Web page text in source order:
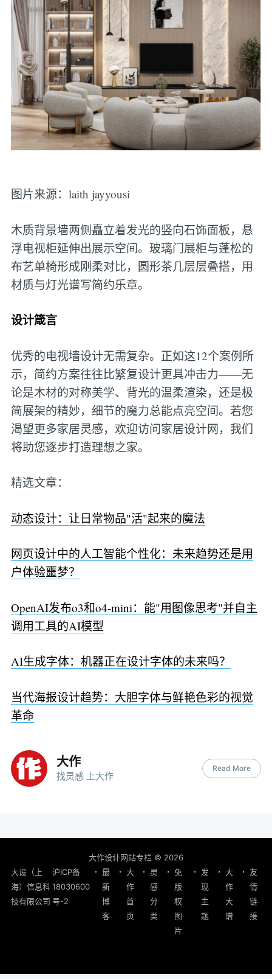
图片来源：laith jayyousi
木质背景墙两侧矗立着发光的竖向石饰面板，悬
浮电视柜延伸出展示空间。玻璃门展柜与蓬松的
布艺单椅形成刚柔对比，圆形茶几层层叠搭，用
材质与灯光谱写简约乐章。
设计箴言
优秀的电视墙设计无需复杂。正如这12个案例所
示，简约方案往往比繁复设计更具冲击力——无
论是木材的对称美学、背光的温柔渲染，还是极
简展架的精妙，细节的魔力总能点亮空间。若您
渴望更多家居灵感，欢迎访问家居设计网，我们
将助您逐步打造理想之家。
精选文章：
动态设计：让日常物品"活"起来的魔法
网页设计中的人工智能个性化：未来趋势还是用
户体验噩梦？
OpenAI发布o3和o4-mini：能"用图像思考"并自主
调用工具的AI模型
AI生成字体：机器正在设计字体的未来吗？
当代海报设计趋势：大胆字体与鲜艳色彩的视觉
革命
大作
找灵感 上大作
Read More
大作设计网站专栏 © 2026
大设（上
海）信息科
技有限公司
沪ICP备
18030600
号-2
最
新
博
客
大
作
首
页
灵
感
分
类
免
版
权
图
片
发
现
主
题
大
作
大
谱
友
情
链
接